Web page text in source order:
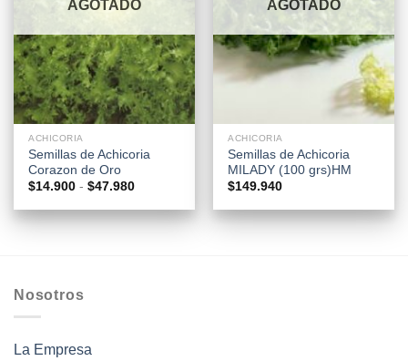
AGOTADO
ACHICORIA
Semillas de Achicoria
Corazon de Oro
$14.900 - $47.980Rango
precios:
desde
AGOTADO
ACHICORIA
Semillas de Achicoria
MILADY (100 grs)HM
$149.940
Nosotros
La Empresa